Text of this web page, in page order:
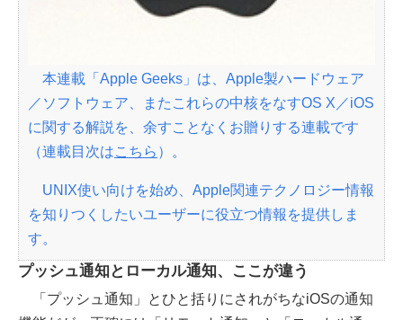
本連載「Apple Geeks」は、Apple製ハードウェア
／ソフトウェア、またこれらの中核をなすOS X／iOS
に関する解説を、余すことなくお贈りする連載です
（連載目次はこちら ）。
UNIX使い向けを始め、Apple関連テクノロジー情報
を知りつくしたいユーザーに役立つ情報を提供しま
す。
プッシュ通知とローカル通知、ここが違う
「プッシュ通知」とひと括りにされがちなiOSの通知